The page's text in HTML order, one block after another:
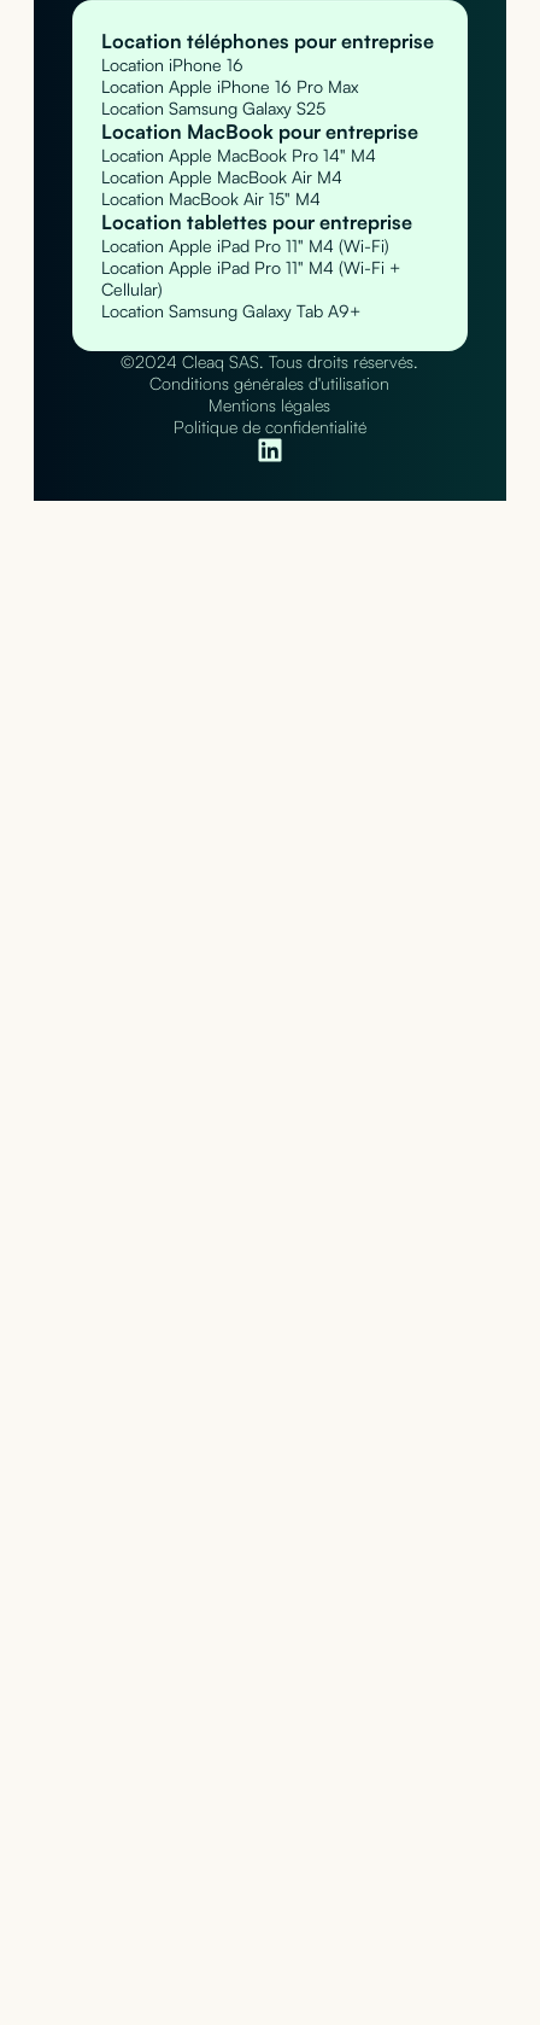
Location téléphones pour entreprise
Location iPhone 16
Location Apple iPhone 16 Pro Max
Location Samsung Galaxy S25
Location MacBook pour entreprise
Location Apple MacBook Pro 14" M4
Location Apple MacBook Air M4
Location MacBook Air 15" M4
Location tablettes pour entreprise
Location Apple iPad Pro 11" M4 (Wi-Fi)
Location Apple iPad Pro 11" M4 (Wi-Fi +
Cellular)
Location Samsung Galaxy Tab A9+
©2024 Cleaq SAS. Tous droits réservés.
Conditions générales d'utilisation
Mentions légales
Politique de confidentialité